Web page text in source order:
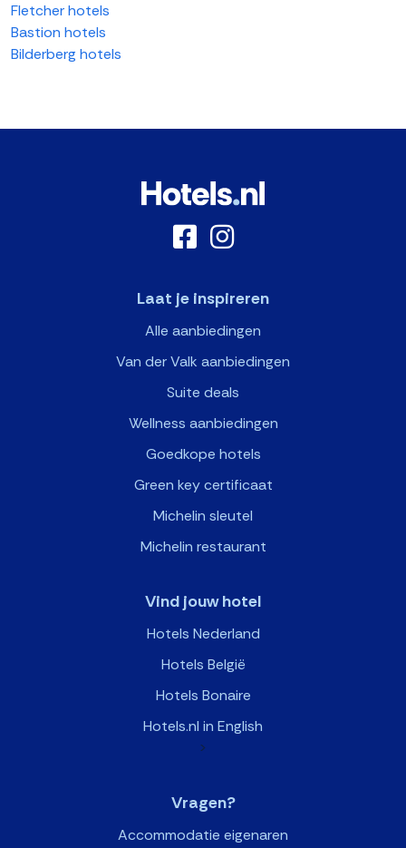
Fletcher hotels
Bastion hotels
Bilderberg hotels
Laat je inspireren
Alle aanbiedingen
Van der Valk aanbiedingen
Suite deals
Wellness aanbiedingen
Goedkope hotels
Green key certificaat
Michelin sleutel
Michelin restaurant
Vind jouw hotel
Hotels Nederland
Hotels België
Hotels Bonaire
Hotels.nl in English
>
Vragen?
Accommodatie eigenaren